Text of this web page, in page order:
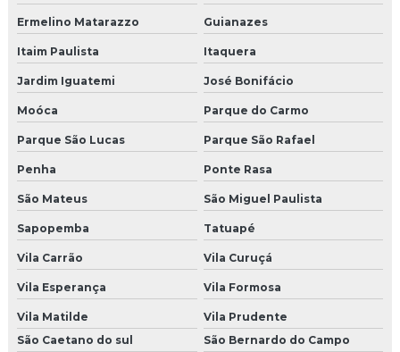
Empresas organizadoras de congressos
Produtora de eventos corporativos em sp
Produtora de shows e eventos sp
Agencia campanha de incentivo
Agencia de endomarketing
Agencia de endomarketing sp
Agencia de incentivo
Empresa de brindes corporativos
Empresa de brindes personalizados sp
Ermelino Matarazzo Guianazes
Itaim Paulista Itaquera
Jardim Iguatemi José Bonifácio
Moóca Parque do Carmo
Parque São Lucas Parque São Rafael
Penha Ponte Rasa
São Mateus São Miguel Paulista
Sapopemba Tatuapé
Vila Carrão Vila Curuçá
Vila Esperança Vila Formosa
Vila Matilde
Vila Prudente
São Caetano do sul
São Bernardo do Campo